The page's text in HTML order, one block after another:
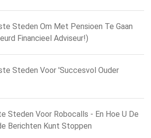
Steden Om Met Pensioen Te Gaan
Financieel Adviseur!)
Steden Voor 'succesvol Ouder
Steden Voor Robocalls - En Hoe U De
Berichten Kunt Stoppen